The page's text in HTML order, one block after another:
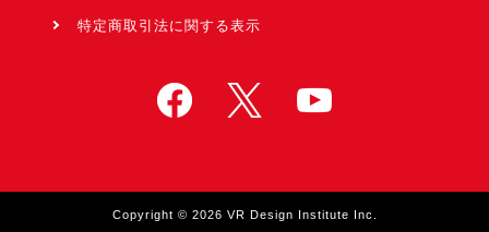
特定商取引法に関する表示
Copyright © 2026 VR Design Institute Inc.